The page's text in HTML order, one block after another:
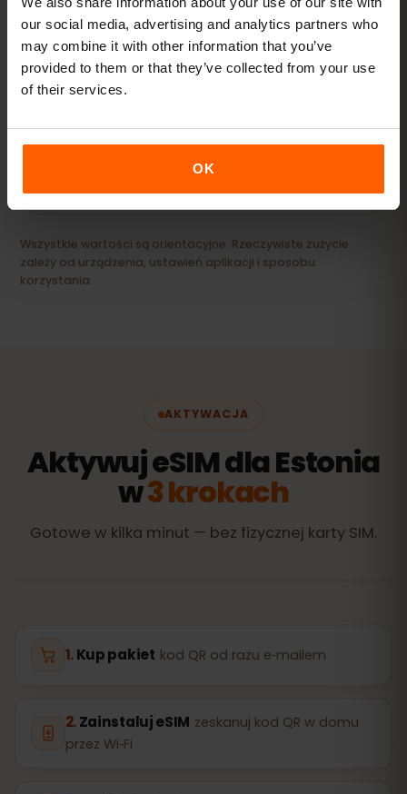
our social media, advertising and analytics partners who
may combine it with other information that you’ve
provided to them or that they’ve collected from your use
of their services.
OK
Streaming i hotspot
Filmy, wideorozmowy i internet dla laptopa lub
20 GB+ lub Unlimited
Wszystkie wartości są orientacyjne. Rzeczywiste zużycie
zależy od urządzenia, ustawień aplikacji i sposobu
korzystania.
AKTYWACJA
Aktywuj eSIM dla Estonia
w3 krokach
Gotowe w kilka minut — bez fizycznej karty SIM.
Kup pakiet kod QR od razu e‑mailem
Zainstaluj eSIM zeskanuj kod QR w domu
przez Wi‑Fi